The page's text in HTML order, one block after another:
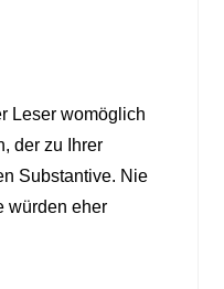
Leser womöglich
der zu Ihrer
Substantive. Nie
würden eher